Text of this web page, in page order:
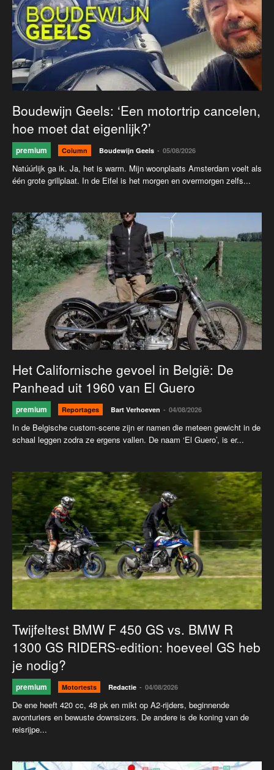
Boudewijn Geels: ‘Een motortrip cancelen,
hoe moet dat eigenlijk?’
premium Column Boudewijn Geels - 05/08/2026
Natúúrlijk ga ik. Ja, het is warm. Mijn woonplaats Amsterdam voelt als
één grote grillplaat. In de Eifel is het morgen en overmorgen zelfs...
Het Californische gevoel in België: De
Panhead uit 1960 van El Guero
premium Reportages Bart Verhoeven - 04/08/2026
In de Belgische custom-scene zijn er namen die meteen gewicht in de
schaal leggen zodra ze ergens vallen. De naam ‘El Guero’, is er...
Twijfeltest BMW F 450 GS vs. BMW R
1300 GS RIDERS-edition: hoeveel GS heb
je nodig?
premium Motortests Redactie - 04/08/2026
De ene heeft 420 cc, 48 pk en mikt op A2-rijders, beginnende
avonturiers en bewuste downsizers. De andere is de koning van de
reisrijpe...